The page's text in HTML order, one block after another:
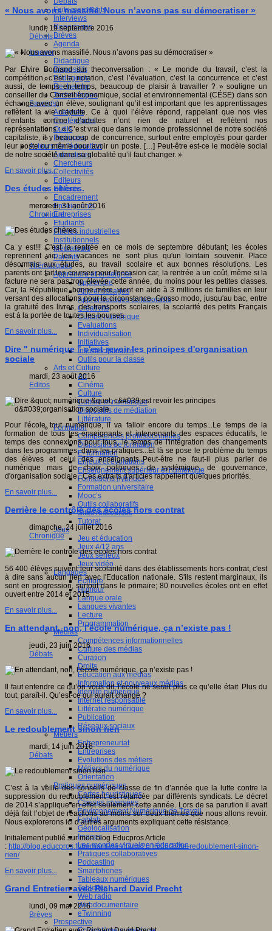
Faits marquants
Interviews
Reportages
Brèves
Agenda
Innover
Didactique
Dispositifs
Pédagogie
Recherche
Technologies
Savoir(s)
Analyses
Conférences
Outils
Pratiques
Acteurs de l'éducation
Animateurs
Chercheurs
Collectivités
Editeurs
EdTech
Encadrement
Enseignants
Entreprises
Etudiants
Filières industrielles
Institutionnels
Médiateurs
Parents
Thématiques
Apprendre et enseigner
Apprendre
Apprentissages
Apprentissages collaboratifs
Créativité
Culture numérique
Evaluations
Individualisation
Initiatives
Interdisciplinarité
Outils pour la classe
Arts et Culture
Art
Cinéma
Culture
Culture et numérique
Dispositifs de médiation
Littérature
Formation
Compétences professionnelles
Dispositifs de formation
E- formation
Enjeux et évolutions
Enseignement supérieur et numérique
Formations hybrides
Formation universitaire
Mooc’s
Outils collaboratifs
Sites ressources
Tutorat
Jeux
Jeu et éducation
Jeux 4/12 ans
Jeux sérieux
Jeux vidéo
Langages
Ecriture
Humour
Langue orale
Langues vivantes
Lecture
Programmation
Médias
Compétences informationnelles
Culture des médias
Curation
Droits
Education aux médias
Information et nouveaux médias
Identité numérique
Internet responsable
Littératie numérique
Publication
Réseaux sociaux
Métiers
Entrepreneuriat
Entreprises
Evolutions des métiers
Métiers du numérique
Orientation
Pratiques numériques
Cartes heuristiques
Classes inversées
Environnement Numérique de Travail
Fablab
Géolocalisation
Images
Les mondes virtuels en éducation
Pratiques collaboratives
Podcasting
Smartphones
Tableaux numériques
Tablettes
Web radio
Webdocumentaire
eTwinning
Prospective
« Nous avons massifié. Nous n’avons pas su démocratiser »
lundi, 19 septembre 2016
Débats
Par Elvire Bornand sur theconversation : « Le monde du travail, c’est la
compétition, c’est la notation, c’est l’évaluation, c’est la concurrence et c’est
aussi, de temps en temps, beaucoup de plaisir à travailler ? » souligne un
conseiller du Conseil économique, social et environnemental (CÉSE) dans son
échange avec un élève, soulignant qu’il est important que les apprentissages
reflètent la vie d’adulte. Ce à quoi l’élève répond, rappelant que nos vies
d’enfants comme d’adultes n’ont rien de naturel et reflètent nos
représentations : « C’est vrai que dans le monde professionnel de notre société
capitaliste, il y beaucoup de concurrence, surtout entre employés pour garder
leur poste ou même pour avoir un poste. […] Peut-être est-ce le modèle social
de notre société dans sa globalité qu’il faut changer. »
En savoir plus...
Des études chères.
mercredi, 31 août 2016
Chronique
Ca y est!!! C'est la rentrée en ce mois de septembre débutant; les écoles
reprennent vie, les vacances ne sont plus qu'un lointain souvenir. Place
désormais aux études, au travail scolaire et aux bonnes résolutions. Les
parents ont fait les courses pour l'occasion car, la rentrée a un coût, même si la
facture ne sera pas trop élevée cette année, du moins pour les petites classes.
Car, la République, bonne mère, vient en aide à 3 millions de familles en leur
versant des allocations pour la circonstance. Grosso modo, jusqu'au bac, entre
la gratuité des livres, des transports scolaires, la scolarité des petits Français
est à la portée de toutes les bourses.
En savoir plus...
Dire " numérique " c'est revoir les principes d'organisation
sociale
mardi, 23 août 2016
Editos
Pour l'école tout numérique, il va falloir encore du temps...Le temps de la
formation de tous les enseignants et intervenants des espaces éducatifs, le
temps des connexions pour tous, le temps de l'intégration des changements
dans les programmes, dans les pratiques...Et là se pose le problème du temps
des élèves et celui des enseignants..Peut-être ne faut-il plus parler de
numérique mais de choix politiques, de systémique, de gouvernance,
d'organisation sociale...Ces extraits d'articles rappellent quelques priorités.
En savoir plus...
Derrière le contrôle des écoles hors contrat
dimanche, 24 juillet 2016
Chronique
56 400 élèves suivent leur scolarité dans des établissements hors-contrat, c'est
à dire sans aucun lien avec l'Education nationale. S'ils restent marginaux, ils
sont en progression, surtout dans le primaire; 80 nouvelles écoles ont en effet
ouvert entre 2014 et 2015.
En savoir plus...
En attendant, non, l’école numérique, ça n’existe pas !
jeudi, 23 juin 2016
Débats
Il faut entendre ce qu’on vous dit, l’école ne serait plus ce qu’elle était. Plus du
tout, paraît-il. Qu’est-ce qui aurait changé ?
En savoir plus...
Le redoublement sinon rien
mardi, 14 juin 2016
Débats
C’est à la veille des conseils de classe de fin d’année que la lutte contre la
suppression du redoublement est relancée par différents syndicats. Le décret
de 2014 s’applique en effet seulement cette année. Lors de sa parution il avait
déjà fait l’objet de réactions au moins sur deux thèmes que nous allons revoir.
Nous explorerons ici d’autres arguments expliquant cette résistance.
Initialement publié sur mon blog Educpros Article
: http://blog.educpros.fr/bernard-desclaux/2016/06/12/le-redoublement-sinon-
rien/
En savoir plus...
Grand Entretien avec Richard David Precht
lundi, 09 mai 2016
Brèves